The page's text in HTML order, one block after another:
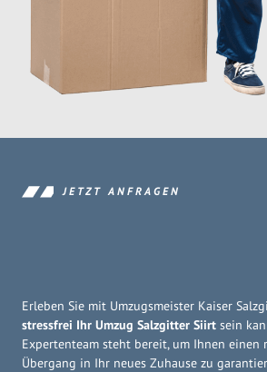
JETZT ANFRAGEN
Erleben Sie mit Umzugsmeister Kaiser
stressfrei Ihr Umzug Salzgitter Siirt sein
Expertenteam steht bereit, um Ihnen einen
Übergang in Ihr neues Zuhause zu